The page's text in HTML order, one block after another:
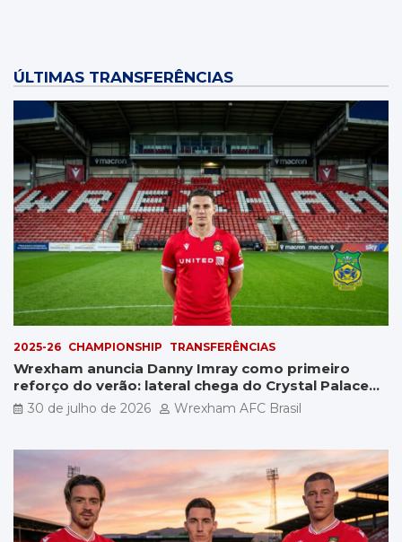
ÚLTIMAS TRANSFERÊNCIAS
2025-26 CHAMPIONSHIP TRANSFERÊNCIAS
Wrexham anuncia Danny Imray como primeiro
reforço do verão: lateral chega do Crystal Palace
por £5 milhões
30 de julho de 2026 Wrexham AFC Brasil